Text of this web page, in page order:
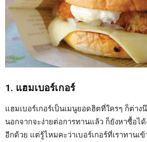
1. แฮมเบอร์เกอร์
แฮมเบอร์เกอร์เป็นเมนูยอดฮิตที่ใครๆ ก็ต่างนึ
นอกจากจะง่ายต่อการทานแล้ว ก็ยังหาซื้อไ
อีกด้วย แต่รู้ไหมคะว่าเบอร์เกอร์ที่เราทานเข้